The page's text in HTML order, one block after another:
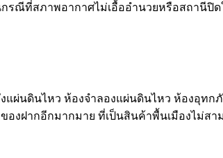
รณีที่สภาพอากาศไม่เอื้ออำนวยหรือสถานีปิด
นดินไหว ห้องจำลองแผ่นดินไหว ห้องอุทกภั
งฝากอีกมากมาย ที่เป็นสินค้าพื้นเมืองไม่สา